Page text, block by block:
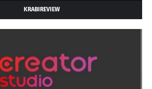
KRABIREVIEW